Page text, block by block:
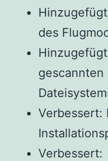
des
Verbessert:
Verbessert: